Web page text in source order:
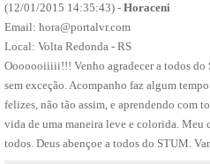
(12/01/2015 14:35:43) - Horaceni
Email: hora@portalvr.com
Local: Volta Redonda - RS
Ooooooiiiii!!! Venho agradecer a todos do
sem exceção. Acompanho faz algum
felizes, não tão assim, e aprendendo com
vida de uma maneira leve e colorida. Meu
todos. Deus abençoe a todos do STUM.